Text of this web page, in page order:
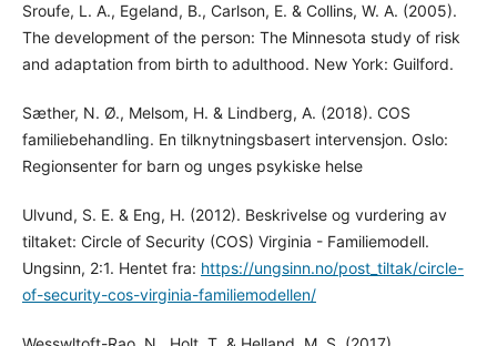
Sroufe, L. A., Egeland, B., Carlson, E. & Collins, W. A. (2005).
The development of the person: The Minnesota study of risk
and adaptation from birth to adulthood. New York: Guilford.
Sæther, N. Ø., Melsom, H. & Lindberg, A. (2018). COS
familiebehandling. En tilknytningsbasert intervensjon. Oslo:
Regionsenter for barn og unges psykiske helse
Ulvund, S. E. & Eng, H. (2012). Beskrivelse og vurdering av
tiltaket: Circle of Security (COS) Virginia - Familiemodell.
Ungsinn, 2:1. Hentet fra: https://ungsinn.no/post_tiltak/circle-
of-security-cos-virginia-familiemodellen/